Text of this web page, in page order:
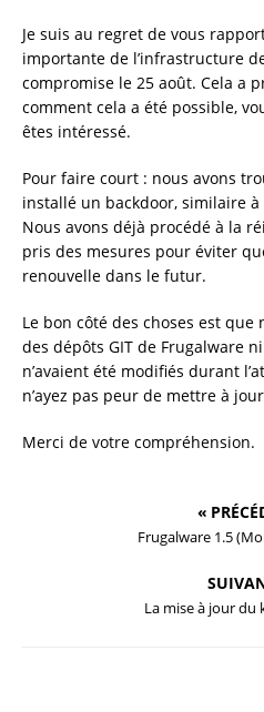
Je suis au regret de vous
importante de l’infrastructure
compromise le 25 août. Cela a
comment cela a été possible,
êtes intéressé.
Pour faire court : nous avons
installé un backdoor, similaire
Nous avons déjà procédé à la
pris des mesures pour éviter
renouvelle dans le futur.
Le bon côté des choses est que
des dépôts GIT de Frugalware
n’avaient été modifiés durant
n’ayez pas peur de mettre à
Merci de votre compréhension.
«
Frugalware 1.5
La mise à jour du